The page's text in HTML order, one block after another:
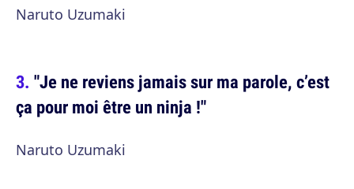
Naruto Uzumaki
"Je ne reviens jamais sur ma parole, c’est
ça pour moi être un ninja !"
Naruto Uzumaki